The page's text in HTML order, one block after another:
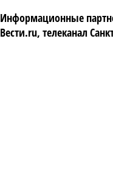
Информационные
Вести.ru, телеканал